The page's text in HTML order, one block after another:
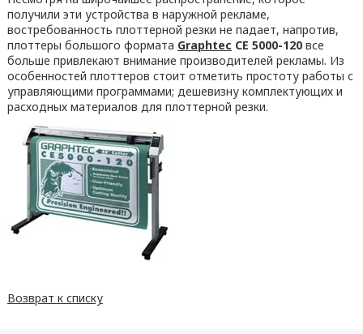
получили эти устройства в наружной рекламе,
востребованность плоттерной резки не падает, напротив,
плоттеры большого формата Graphtec CE 5000-120все
больше привлекают внимание производителей рекламы. Из
особенностей плоттеров стоит отметить простоту работы с
управляющими программами; дешевизну комплектующих и
расходных материалов для плоттерной резки.
Возврат к списку